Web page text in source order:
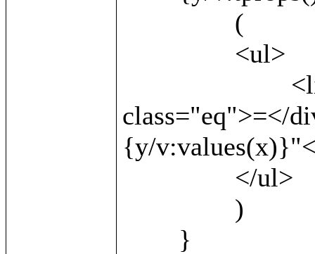
class="eq">=</
{y/